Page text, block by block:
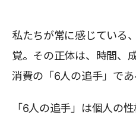
私たちが常に感じている
覚。その正体は、時間、
消費の「6人の追手」であ
「6人の追手」は個人の